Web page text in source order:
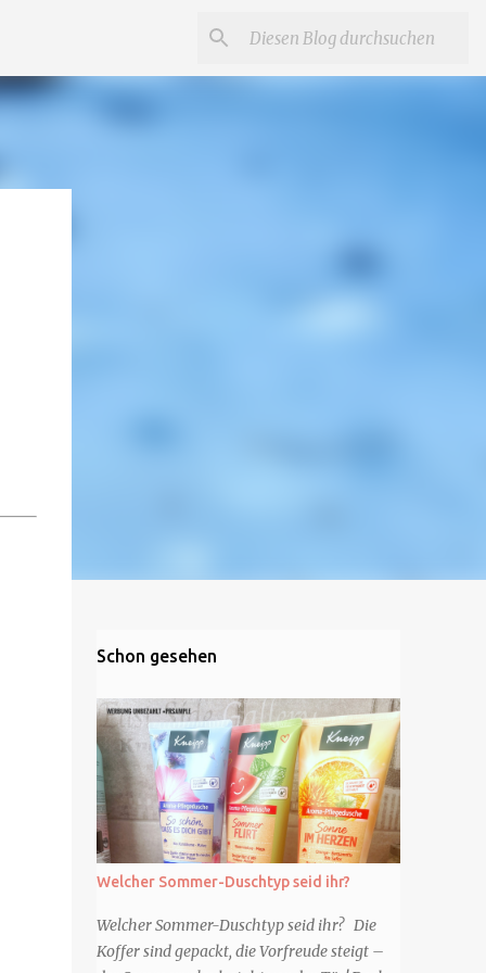
Schon gesehen
Welcher Sommer-Duschtyp seid ihr?
Welcher Sommer-Duschtyp seid ihr? Die
Koffer sind gepackt, die Vorfreude steigt –